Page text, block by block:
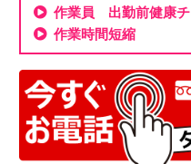
作業員 出勤前健康チ
作業時間短縮